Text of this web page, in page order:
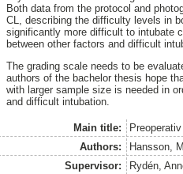
Both data from the protocol and
CL, describing the difficulty levels in
significantly more difficult to intubate
between other factors and difficult
The grading scale needs to be
authors of the bachelor thesis hope
with larger sample size is needed in
and difficult intubation.
Main title:
Authors:
Hansson,
Supervisor:
Rydén,